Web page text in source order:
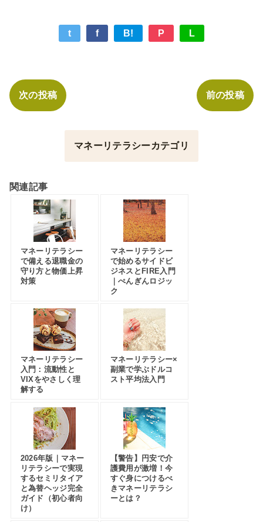
t f B! P L
次の投稿 前の投稿
マネーリテラシーカテゴリ
関連記事
マネーリテラシー
で備える退職金の
守り方と物価上昇
対策
マネーリテラシー
で始めるサイドビ
ジネスとFIRE入門
｜ぺんぎんロジッ
ク
マネーリテラシー
入門：流動性と
VIXをやさしく理
解する
マネーリテラシー×
副業で学ぶドルコ
スト平均法入門
2026年版｜マネー
リテラシーで実現
するセミリタイア
と為替ヘッジ完全
ガイド（初心者向
け）
【警告】円安で介
護費用が激増！今
すぐ身につけるべ
きマネーリテラシ
ーとは？